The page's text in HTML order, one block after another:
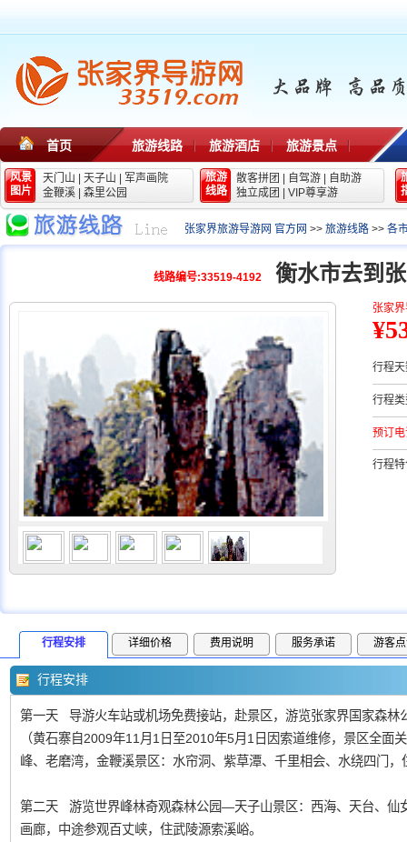
首页 旅游线路 旅游酒店 旅游景点
风景
图片
天门山 天子山
军声画院
金鞭溪
森里公园
旅游
线路
散客拼团 自驾游
自助游
独立成团
VIP尊享游
张家界旅游导游网 官方网 >> 旅游线路 >> 各
线路编号:33519-4192 衡水市去到
张家
行程
行程
预订
行程
行程安排 详细价格 费用说明 服务承诺 游客
行程安排
第一天 导游火车站或机场免费接站，赴景区，游览张家界国家森林
（黄石寨自2009年11月1日至2010年5月1日因索道维修，景区全面
峰、老磨湾，金鞭溪景区：水帘洞、紫草潭、千里相会、水绕四门，
第二天 游览世界峰林奇观森林公园—天子山景区：西海、天台、仙
画廊，中途参观百丈峡，住武陵源索溪峪。